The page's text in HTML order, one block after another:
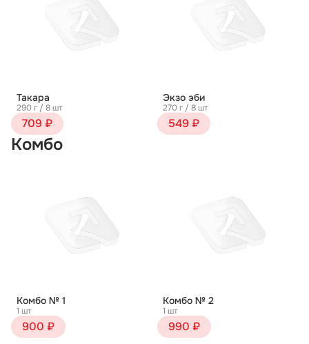
Такара
290 г / 8 шт
709 ₽
Экзо эби
270 г / 8 шт
549 ₽
Комбо
Комбо № 1
1 шт
900 ₽
Комбо № 2
1 шт
990 ₽